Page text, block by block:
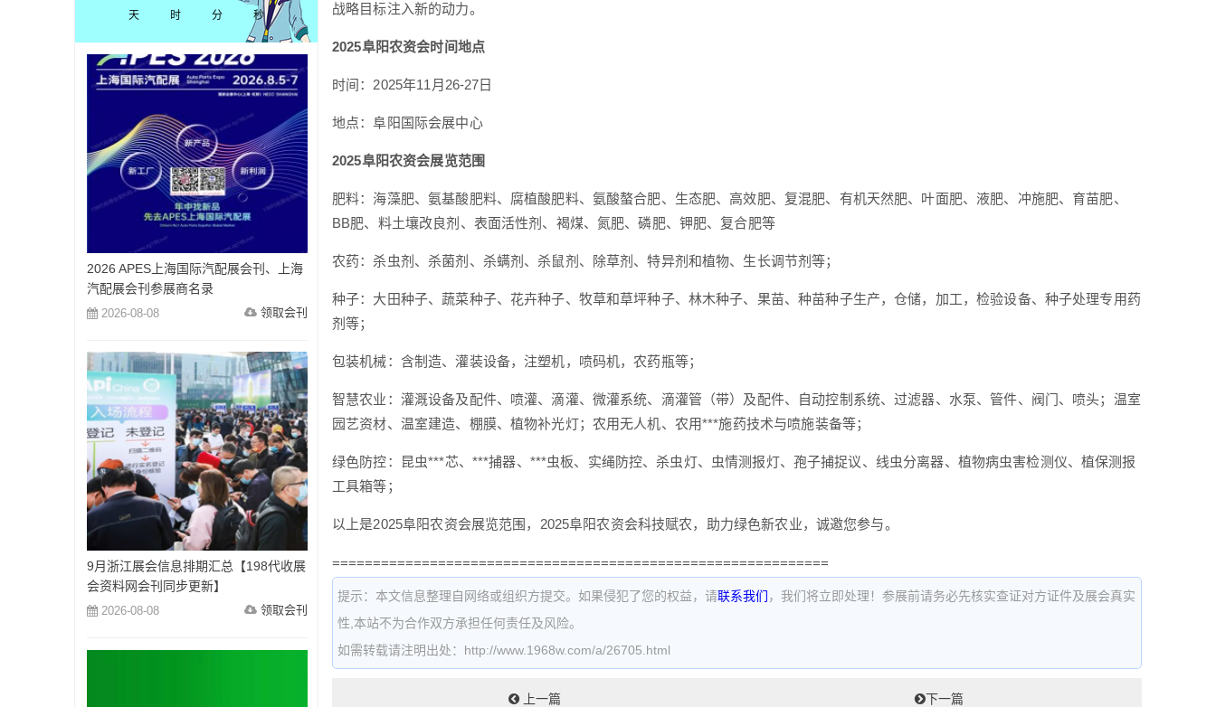
战略目标注入新的动力。
2025阜阳农资会时间地点
时间：2025年11月26-27日
地点：阜阳国际会展中心
2025阜阳农资会展览范围
肥料：海藻肥、氨基酸肥料、腐植酸肥料、氨酸螯合肥、生态肥、高效肥、复混肥、有机天然肥、叶面肥、液肥、冲施肥、育苗肥、
BB肥、料土壤改良剂、表面活性剂、褐煤、氮肥、磷肥、钾肥、复合肥等
农药：杀虫剂、杀菌剂、杀螨剂、杀鼠剂、除草剂、特异剂和植物、生长调节剂等；
种子：大田种子、蔬菜种子、花卉种子、牧草和草坪种子、林木种子、果苗、种苗种子生产，仓储，加工，检验设备、种子处理专用药
剂等；
包装机械：含制造、灌装设备，注塑机，喷码机，农药瓶等；
智慧农业：灌溉设备及配件、喷灌、滴灌、微灌系统、滴灌管（带）及配件、自动控制系统、过滤器、水泵、管件、阀门、喷头；温室
园艺资材、温室建造、棚膜、植物补光灯；农用无人机、农用***施药技术与喷施装备等；
绿色防控：昆虫***芯、***捕器、***虫板、实绳防控、杀虫灯、虫情测报灯、孢子捕捉议、线虫分离器、植物病虫害检测仪、植保测报
工具箱等；
以上是2025阜阳农资会展览范围，2025阜阳农资会科技赋农，助力绿色新农业，诚邀您参与。
=============================================================
提示：本文信息整理自网络或组织方提交。如果侵犯了您的权益，请联系我们 ，我们将立即处理！参展前请务必先核实查证对方证件及展会真实
性,本站不为合作双方承担任何责任及风险。
如需转载请注明出处：http://www.1968w.com/a/26705.html
上一篇
下一篇
天 时 分 秒
2026 APES上海国际汽配展会刊、上海
汽配展会刊参展商名录
2026-08-08 领取会刊
9月浙江展会信息排期汇总【198代收展
会资料网会刊同步更新】
2026-08-08 领取会刊